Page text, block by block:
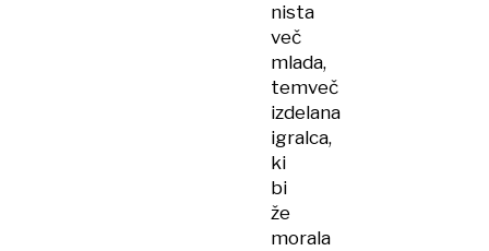
nista
več
mlada,
temveč
izdelana
igralca,
ki
bi
že
morala